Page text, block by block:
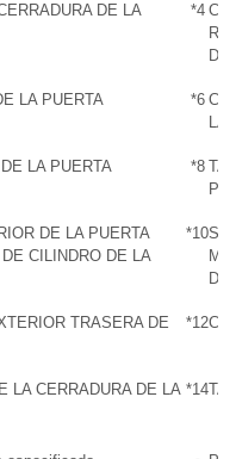
DE LA
*4
LA PUERTA
*6
LA
LA PUERTA
*8
DE LA PUERTA
CILINDRO DE LA
*10
TRASERA DE
*12
LA CERRADURA DE LA *14